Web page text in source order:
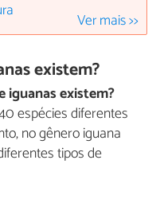
Ver mais >>
existem?
iguanas existem?
espécies diferentes
no gênero iguana
tipos de